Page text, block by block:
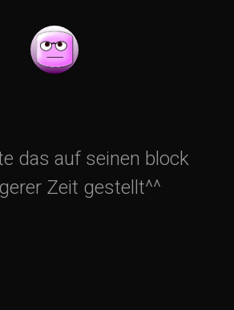
das auf seinen block
Zeit gestellt^^